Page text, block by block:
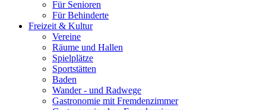
Für Senioren
Für Behinderte
Freizeit & Kultur
Vereine
Räume und Hallen
Spielplätze
Sportstätten
Baden
Wander - und Radwege
Gastronomie mit Fremdenzimmer